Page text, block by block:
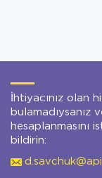
İhtiyacınız olan
bulamadıysanız
hesaplanmasını
bildirin: